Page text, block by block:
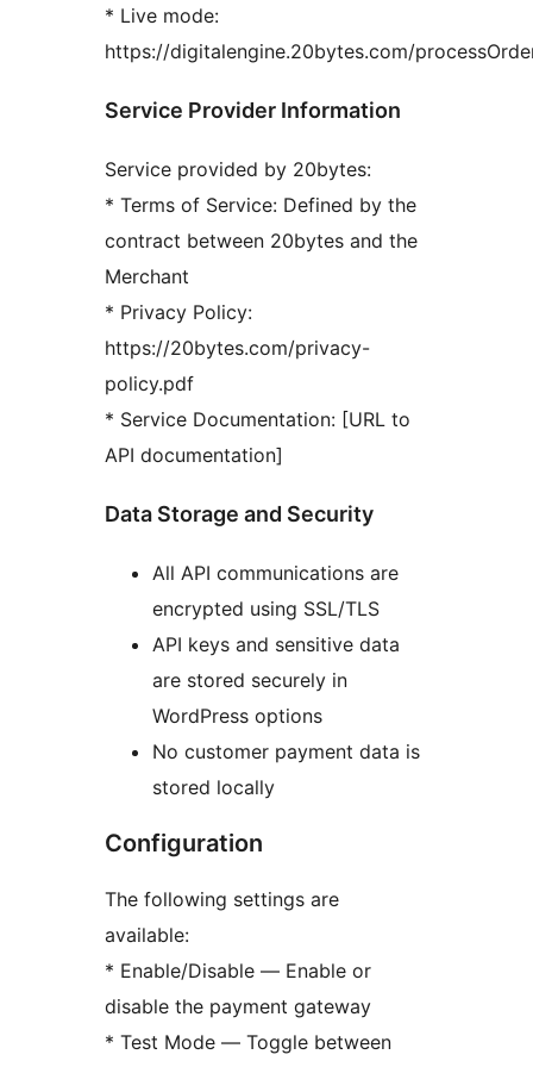
* Live mode:
https://digitalengine.20bytes.com/
Service Provider Information
Service provided by 20bytes:
* Terms of Service: Defined by the
contract between 20bytes and the
Merchant
* Privacy Policy:
https://20bytes.com/privacy-
policy.pdf
* Service Documentation: [URL to
API documentation]
Data Storage and Security
All API communications are
encrypted using SSL/TLS
API keys and sensitive data
are stored securely in
WordPress options
No customer payment data is
stored locally
Configuration
The following settings are
available:
* Enable/Disable — Enable or
disable the payment gateway
* Test Mode — Toggle between